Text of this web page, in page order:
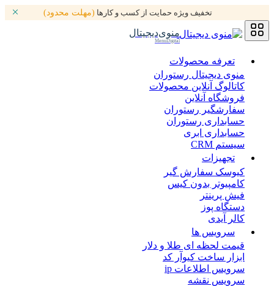
تخفیف ویژه حمایت از کسب و کارها (مهلت محدود)
منوی‌دیجیتال
MenuDigital
تعرفه محصولات
منوی دیجیتال رستوران
کاتالوگ آنلاین محصولات
فروشگاه آنلاین
سفارشگیر رستوران
حسابداری رستوران
حسابداری ابری
سیستم CRM
تجهیزات
کیوسک سفارش گیر
کامپیوتر بدون کیس
فیش پرینتر
دستگاه پوز
کالر آیدی
سرویس ها
قیمت لحظه ای طلا و دلار
ابزار ساخت کیوآر کد
سرویس اطلاعات ip
سرویس نقشه